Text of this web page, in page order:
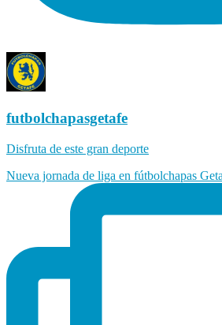
futbolchapasgetafe
Disfruta de este gran deporte
Nueva jornada de liga en fútbolchapas